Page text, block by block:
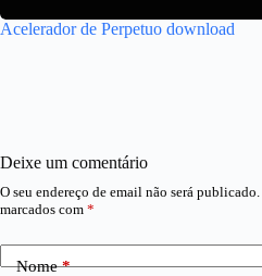
Acelerador de Perpetuo download
Deixe um comentário
O seu endereço de email não será publicado.
marcados com *
Nome*